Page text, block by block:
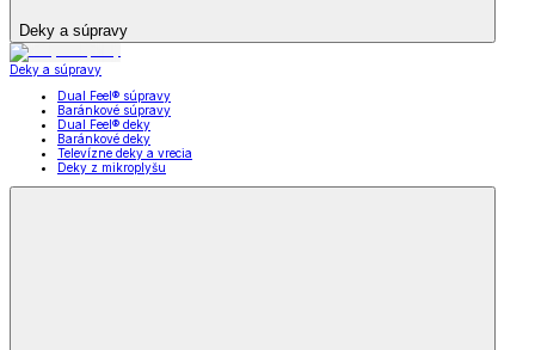
Deky a súpravy
Deky a súpravy
Dual Feel® súpravy
Baránkové súpravy
Dual Feel® deky
Baránkové deky
Televízne deky a vrecia
Deky z mikroplyšu